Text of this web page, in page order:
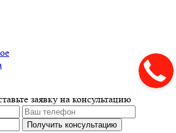
заявку на консультацию
Получить консультацию